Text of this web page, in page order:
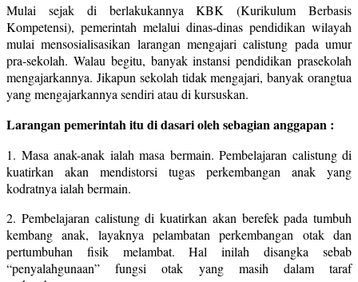
Mulai sejak di berlakukannya KBK (Kurikulum Berbasis
Kompetensi), pemerintah melalui dinas-dinas pendidikan wilayah
mulai mensosialisasikan larangan mengajari calistung pada umur
pra-sekolah. Walau begitu, banyak instansi pendidikan prasekolah
mengajarkannya. Jikapun sekolah tidak mengajari, banyak orangtua
yang mengajarkannya sendiri atau di kursuskan.
Larangan pemerintah itu di dasari oleh sebagian anggapan :
1. Masa anak-anak ialah masa bermain. Pembelajaran calistung di
kuatirkan akan mendistorsi tugas perkembangan anak yang
kodratnya ialah bermain.
2. Pembelajaran calistung di kuatirkan akan berefek pada tumbuh
kembang anak, layaknya pelambatan perkembangan otak dan
pertumbuhan fisik melambat. Hal inilah disangka sebab
“penyalahgunaan” fungsi otak yang masih dalam taraf